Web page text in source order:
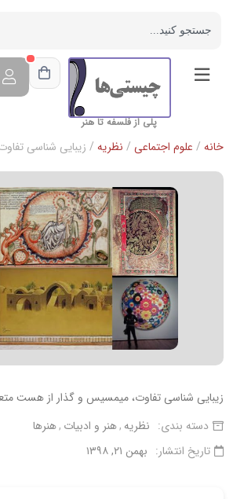
پلی از فلسفه تا هنر
خانه / علوم اجتماعی / نظریه / زیبایی شناسی
دسته بندی: نظریه هنر و ادبیات هنرها
تاریخ انتشار: بهمن ۲۱, ۱۳۹۸